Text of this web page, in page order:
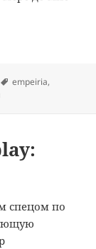
Tags
empeiria,
спецом по